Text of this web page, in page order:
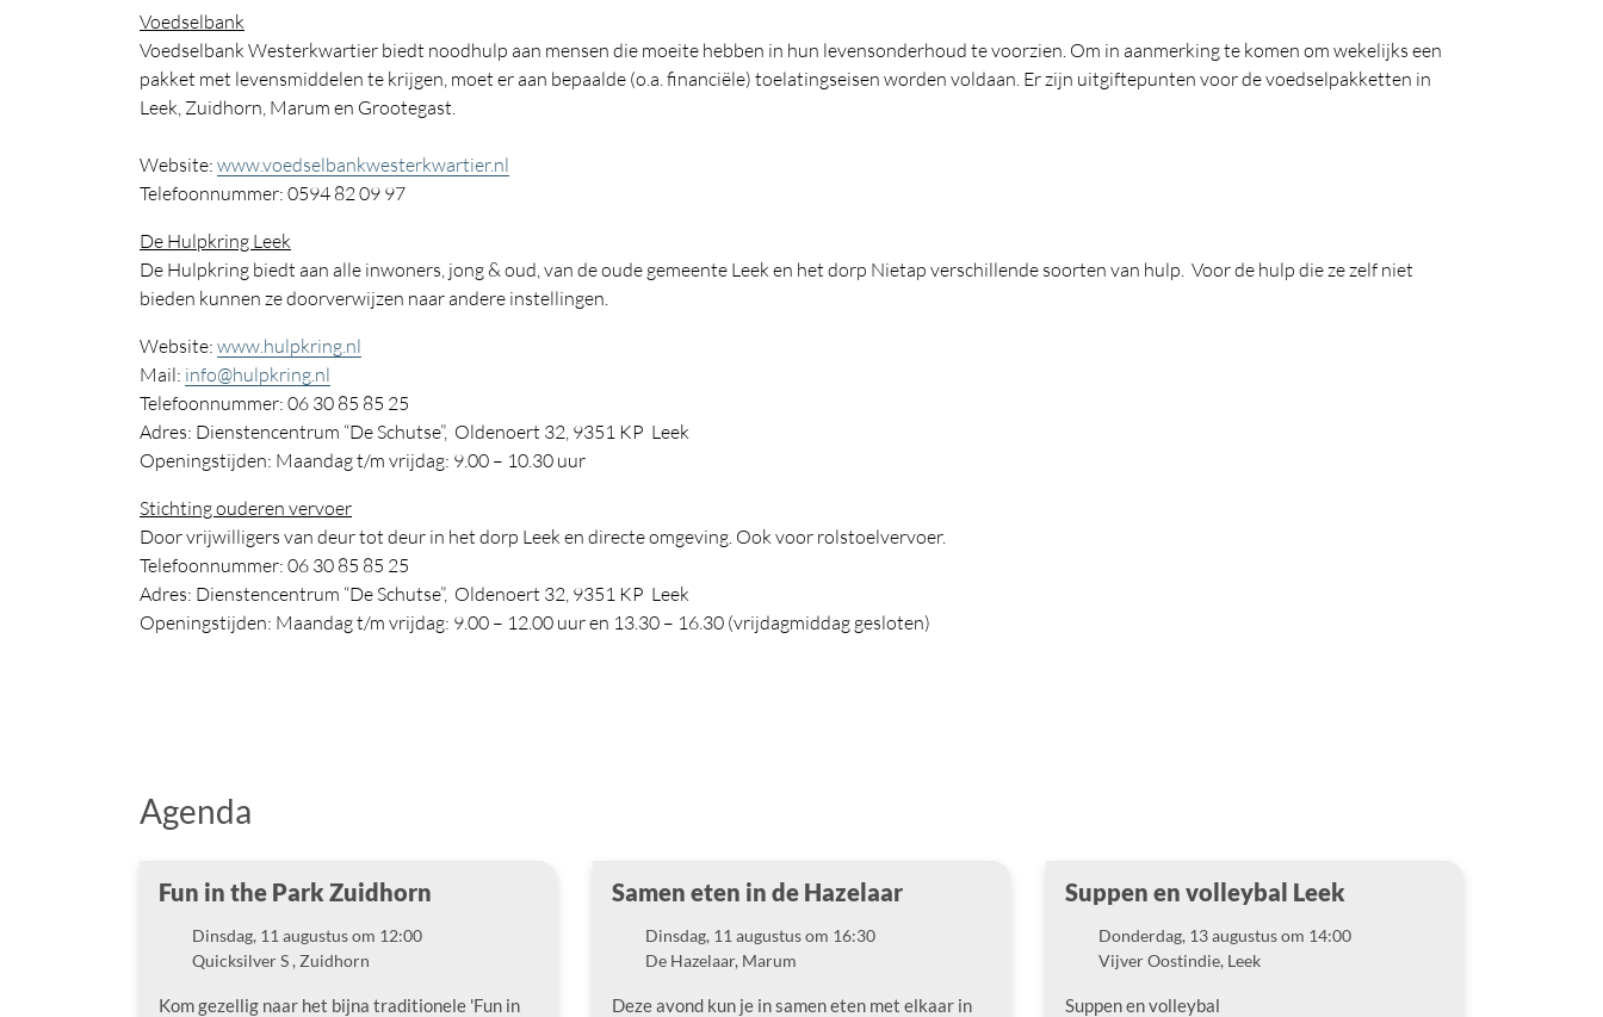
Voedselbank
Voedselbank Westerkwartier biedt noodhulp aan mensen die moeite hebben in hun levensonderhoud te voorzien. Om in aanmerking te komen om wekelijks een
pakket met levensmiddelen te krijgen, moet er aan bepaalde (o.a. financiële) toelatingseisen worden voldaan. Er zijn uitgiftepunten voor de voedselpakketten in
Leek, Zuidhorn, Marum en Grootegast.
Website: www.voedselbankwesterkwartier.nl
Telefoonnummer: 0594 82 09 97
De Hulpkring Leek
De Hulpkring biedt aan alle inwoners, jong & oud, van de oude gemeente Leek en het dorp Nietap verschillende soorten van hulp. Voor de hulp die ze zelf niet
bieden kunnen ze doorverwijzen naar andere instellingen.
Website: www.hulpkring.nl
Mail: info@hulpkring.nl
Telefoonnummer: 06 30 85 85 25
Adres: Dienstencentrum “De Schutse”, Oldenoert 32, 9351 KP Leek
Openingstijden: Maandag t/m vrijdag: 9.00 – 10.30 uur
Stichting ouderen vervoer
Door vrijwilligers van deur tot deur in het dorp Leek en directe omgeving. Ook voor rolstoelvervoer.
Telefoonnummer: 06 30 85 85 25
Adres: Dienstencentrum “De Schutse”, Oldenoert 32, 9351 KP Leek
Openingstijden: Maandag t/m vrijdag: 9.00 – 12.00 uur en 13.30 – 16.30 (vrijdagmiddag gesloten)
Agenda
Fun in the Park Zuidhorn
Datum
Dinsdag, 11 augustus om 12:00
Locatie
Quicksilver S , Zuidhorn
Kom gezellig naar het bijna traditionele 'Fun in
Samen eten in de Hazelaar
Datum
Dinsdag, 11 augustus om 16:30
Locatie
De Hazelaar, Marum
Deze avond kun je in samen eten met elkaar in
Suppen en volleybal Leek
Datum
Donderdag, 13 augustus om 14:00
Locatie
Vijver Oostindie, Leek
Suppen en volleybal